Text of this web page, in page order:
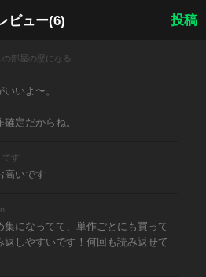
ビュー(6) 投稿
部屋の壁になる
いよ〜。
定だからね。
す
高いです
になってて、単作ごとにも買って
返しやすいです！何回も読み返せて